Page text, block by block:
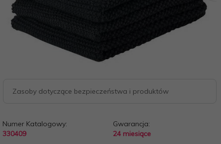
Zasoby dotyczące bezpieczeństwa i produktów
Numer Katalogowy:
330409
Gwarancja:
24 miesiące